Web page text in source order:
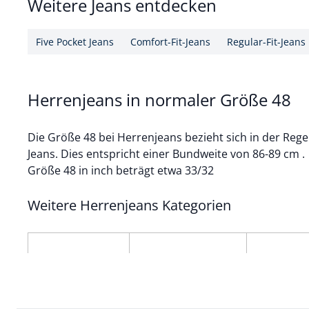
Weitere Jeans entdecken
Five Pocket Jeans Comfort-Fit-Jeans Regular-Fit-Jeans
Herrenjeans in normaler Größe 48
Die Größe 48 bei Herrenjeans bezieht sich in der
Jeans. Dies entspricht einer Bundweite von 86-89 cm .
Größe 48 in inch beträgt etwa 33/32
Weitere Herrenjeans Kategorien